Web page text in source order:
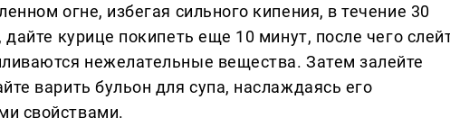
огне, избегая сильного кипения, в течение 30
курице покипеть еще 10 минут, после чего
нежелательные вещества. Затем залейте
варить бульон для супа, наслаждаясь его
свойствами.